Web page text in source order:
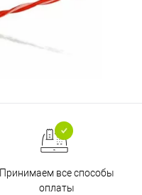
Принимаем все способы
оплаты